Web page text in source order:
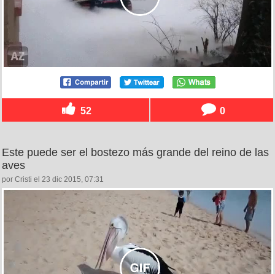
52 0
Este puede ser el bostezo más grande del reino de las
aves
por Cristi el 23 dic 2015, 07:31